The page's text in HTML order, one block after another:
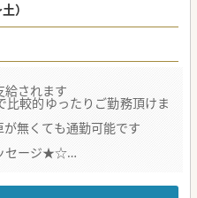
）
されます
較的ゆったりご勤務頂けま
無くても通勤可能です
セージ★☆
求人です。